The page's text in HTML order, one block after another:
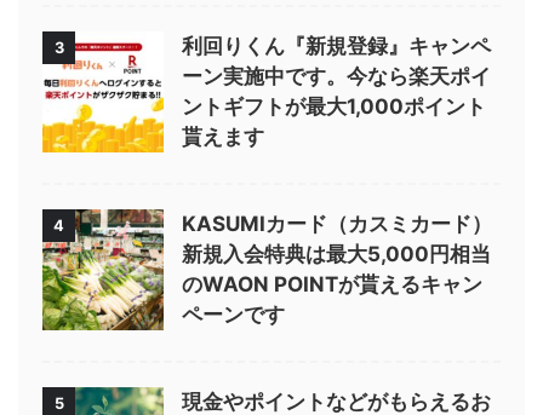
3
利回りくん『新規登録』キャンペ
ーン実施中です。今なら楽天ポイ
ントギフトが最大1,000ポイント
貰えます
4
KASUMIカード（カスミカード）
新規入会特典は最大5,000円相当
のWAON POINTが貰えるキャン
ペーンです
5
現金やポイントなどがもらえるお